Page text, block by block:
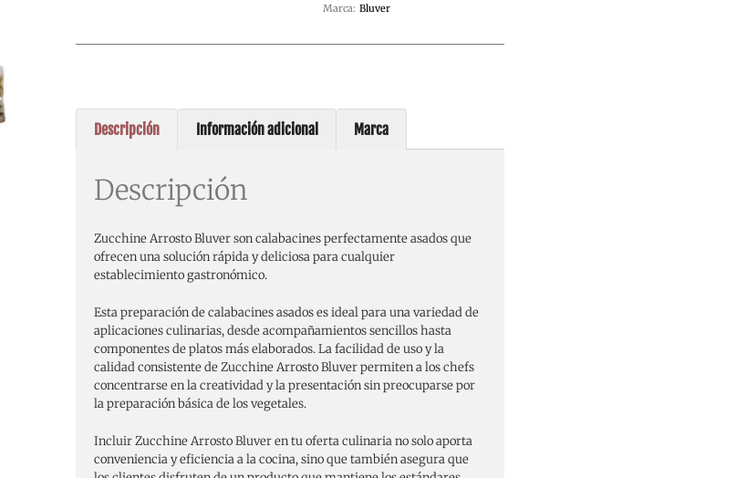
Marca: Bluver
Descripción Información adicional Marca
Descripción
Zucchine Arrosto Bluver son calabacines perfectamente asados que
ofrecen una solución rápida y deliciosa para cualquier
establecimiento gastronómico.
Esta preparación de calabacines asados es ideal para una variedad de
aplicaciones culinarias, desde acompañamientos sencillos hasta
componentes de platos más elaborados. La facilidad de uso y la
calidad consistente de Zucchine Arrosto Bluver permiten a los chefs
concentrarse en la creatividad y la presentación sin preocuparse por
la preparación básica de los vegetales.
Incluir Zucchine Arrosto Bluver en tu oferta culinaria no solo aporta
conveniencia y eficiencia a la cocina, sino que también asegura que